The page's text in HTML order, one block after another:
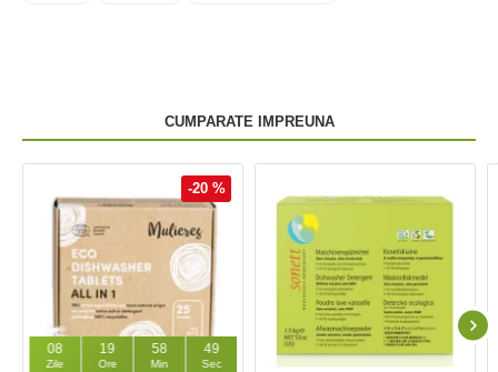
CUMPARATE IMPREUNA
-20 %
08
Zile
19
Ore
58
Min
48
Sec